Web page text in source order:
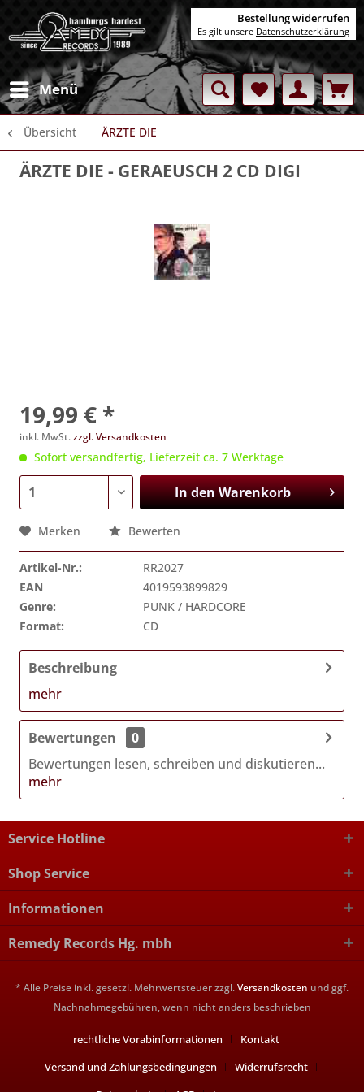
Menü
Übersicht ÄRZTE DIE
ÄRZTE DIE - GERAEUSCH 2 CD DIGI
19,99 € *
inkl. MwSt.zzgl. Versandkosten
Sofort versandfertig, Lieferzeit ca. 7 Werktage
In denWarenkorb
Merken Bewerten
Artikel-Nr.:
RR2027
EAN
4019593899829
Genre:
PUNK / HARDCORE
Format:
CD
Beschreibung
mehr
Bewertungen
0
Bewertungen lesen, schreiben und diskutieren...
mehr
Service Hotline
Shop Service
Informationen
Remedy Records Hg. mbh
* Alle Preise inkl. gesetzl. Mehrwertsteuer zzgl.Versandkosten und ggf.
Nachnahmegebühren, wenn nicht anders beschrieben
rechtliche Vorabinformationen
Kontakt
Versand und Zahlungsbedingungen
Widerrufsrecht
Bestellung widerrufen
Es gilt unsere Datenschutzerklärung